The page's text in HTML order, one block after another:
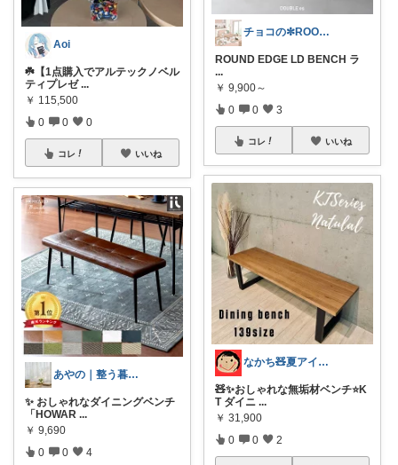
Aoi
☘️【1点購入でアルテックノベル
ティプレゼ ...
￥ 115,500
0 0 0
コレ いいね
あやの｜整う暮らしROOM
✨ おしゃれなダイニングベンチ
「HOWAR ...
￥ 9,690
0 0 4
チョコの✼ROOM✼
ROUND EDGE LD BENCH ラ
...
￥ 9,900～
0 0 3
コレ いいね
なかち🧸夏アイテム＆便利グッズ✨
🧸✨おしゃれな無垢材ベンチ⭐️K
T ダイニ ...
￥ 31,900
0 0 2